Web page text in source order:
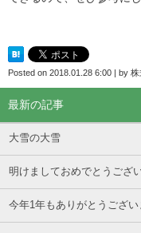
Posted on 2018.01.28 6:00 | by 株
最新の記事
大雪の大雪
明けましておめでとうござ
今年1年もありがとうござい